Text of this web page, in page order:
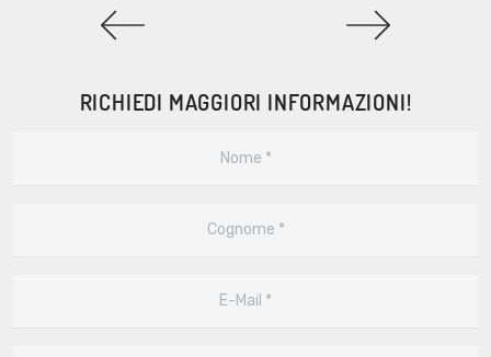
RICHIEDI MAGGIORI INFORMAZIONI!